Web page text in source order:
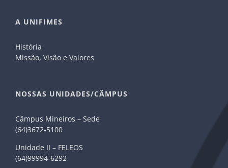
A UNIFIMES
História
Missão, Visão e Valores
NOSSAS UNIDADES/CÂMPUS
Câmpus Mineiros – Sede
(64)3672-5100
Unidade II – FELEOS
(64)99994-6292